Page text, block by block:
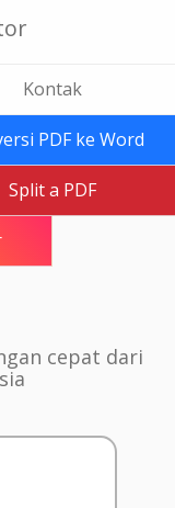
Kontak
PDF ke Word
Split a PDF
cepat dari